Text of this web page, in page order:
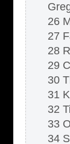
26
27
28
29
30
31
32
33
34